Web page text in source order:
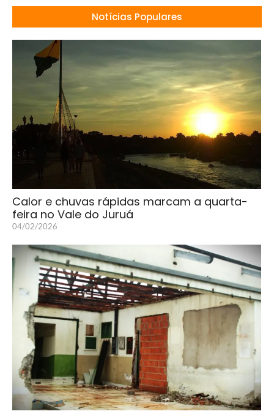
Notícias Populares
Calor e chuvas rápidas marcam a quarta-
feira no Vale do Juruá
04/02/2026